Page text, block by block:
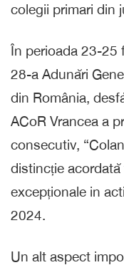
colegii primari din
În perioada 23-25
28-a Adunări
din România,
ACoR Vrancea a
consecutiv,
distincție acordată
excepționale in
2024.
Un alt aspect